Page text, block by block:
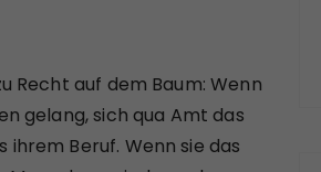
Recht auf dem Baum: Wenn
gelang, sich qua Amt das
Beruf. Wenn sie das